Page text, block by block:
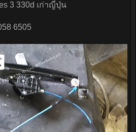
3 330d เก่าญี่ปุ่น
6505